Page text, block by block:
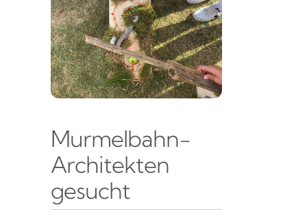
Murmelbahn-
Architekten
gesucht